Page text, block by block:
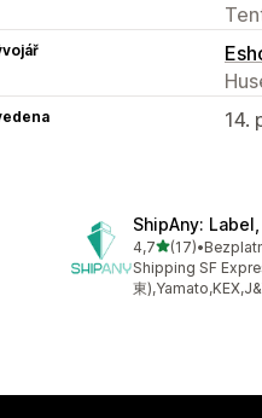
14.
ShipAny:
4,7z 5 hvězd
(17)
Celkový počet
•
Shipping SF
東